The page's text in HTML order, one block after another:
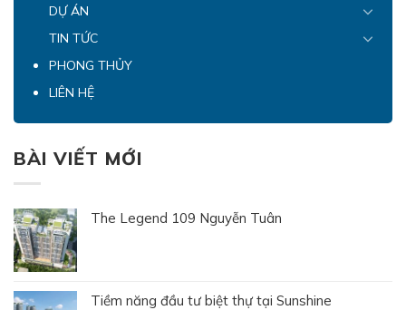
DỰ ÁN
TIN TỨC
PHONG THỦY
LIÊN HỆ
BÀI VIẾT MỚI
The Legend 109 Nguyễn Tuân
Tiềm năng đầu tư biệt thự tại Sunshine